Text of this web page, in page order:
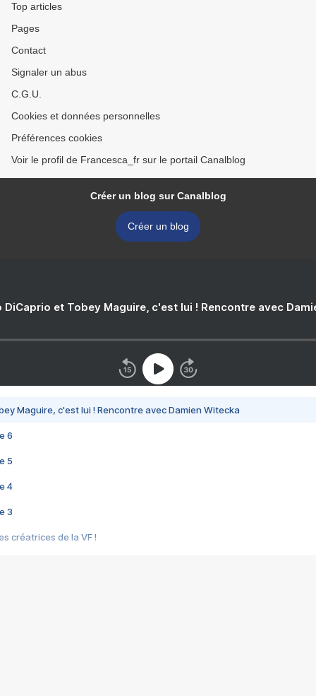
Top articles
Pages
Contact
Signaler un abus
C.G.U.
Cookies et données personnelles
Préférences cookies
Voir le profil de Francesca_fr sur le portail Canalblog
Créer un blog sur Canalblog
Créer un blog
DiCaprio et Tobey Maguire, c'est lui ! Rencontre avec
Maguire, c'est lui ! Rencontre avec Damien Witecka
6
5
4
3
créatrices de la VF !